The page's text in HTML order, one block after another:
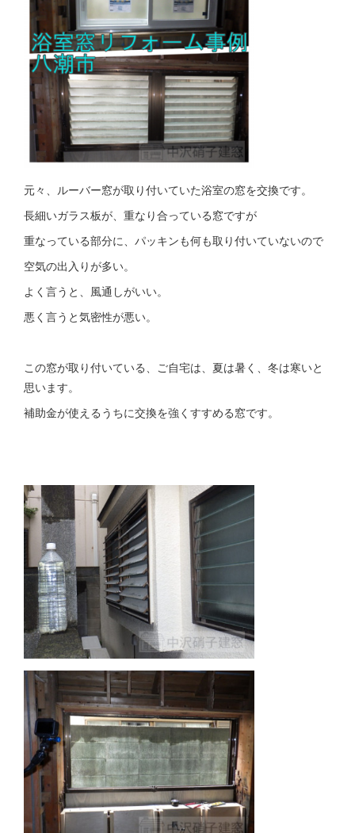
元々、ルーバー窓が取り付いていた浴室の窓を交換です。
長細いガラス板が、重なり合っている窓ですが
重なっている部分に、パッキンも何も取り付いていないので
空気の出入りが多い。
よく言うと、風通しがいい。
悪く言うと気密性が悪い。
この窓が取り付いている、ご自宅は、夏は暑く、冬は寒いと
思います。
補助金が使えるうちに交換を強くすすめる窓です。